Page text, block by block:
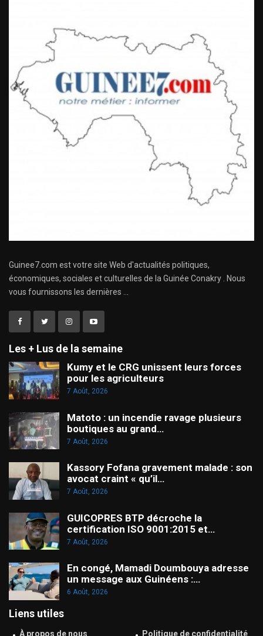
Guinee7.com est votre site Web d'actualités politiques,
économiques, sociales et culturelles de la Guinée Conakry . Nous
vous fournissons les dernières ...
Les + Lus de la semaine
Kumy et le CRG unissent leurs forces
pour les agriculteurs
7 Août, 2026
Matoto : un incendie ravage plusieurs
boutiques au grand…
7 Août, 2026
Kassory Fofana gravement malade : son
avocat craint « qu’il…
7 Août, 2026
GUICOPRES BTP décroche la
certification ISO 9001:2015 et…
7 Août, 2026
En congé, Mamadi Doumbouya adresse
un message aux Guinéens :…
6 Août, 2026
Liens utiles
À propos de nous Politique de confidentialité